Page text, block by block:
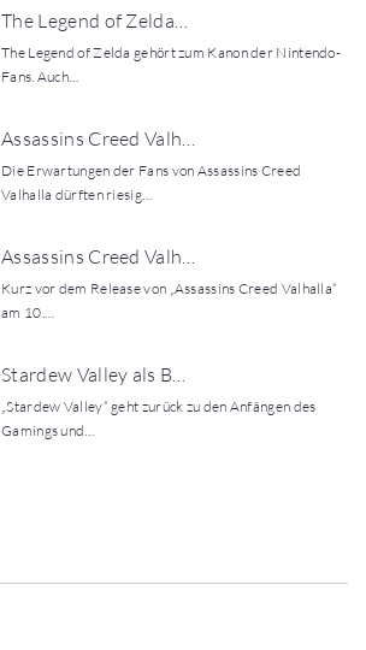
The Legend of Zelda…
The Legend of Zelda gehört zum Kanon der Nintendo-
Fans. Auch…
Assassins Creed Valh…
Die Erwartungen der Fans von Assassins Creed
Valhalla dürften riesig…
Assassins Creed Valh…
Kurz vor dem Release von „Assassins Creed Valhalla“
am 10.…
Stardew Valley als B…
„Stardew Valley“ geht zurück zu den Anfängen des
Gamings und…